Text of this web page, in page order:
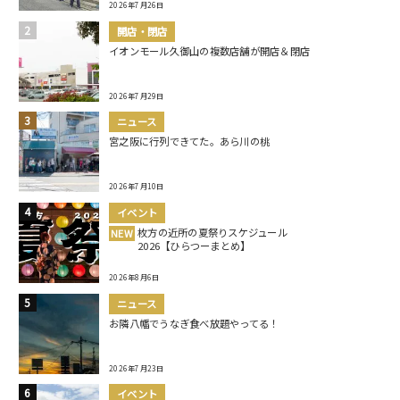
2026年7月26日
開店・閉店
イオンモール久御山の複数店舗が開店＆閉店
2026年7月29日
ニュース
宮之阪に行列できてた。あら川の桃
2026年7月10日
イベント
NEW 枚方の近所の夏祭りスケジュール
2026【ひらつーまとめ】
2026年8月6日
ニュース
お隣八幡でうなぎ食べ放題やってる！
2026年7月23日
イベント